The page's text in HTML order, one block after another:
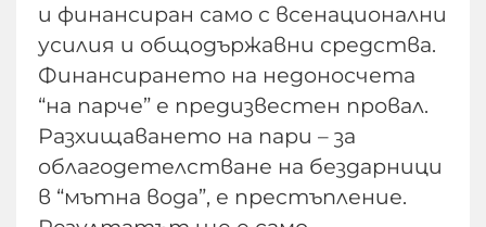
и финансиран само с всенационални
усилия и общодържавни средства.
Финансирането на недоносчета
“на парче” е предизвестен провал.
Разхищаването на пари – за
облагодетелстване на бездарници
в “мътна вода”, е престъпление.